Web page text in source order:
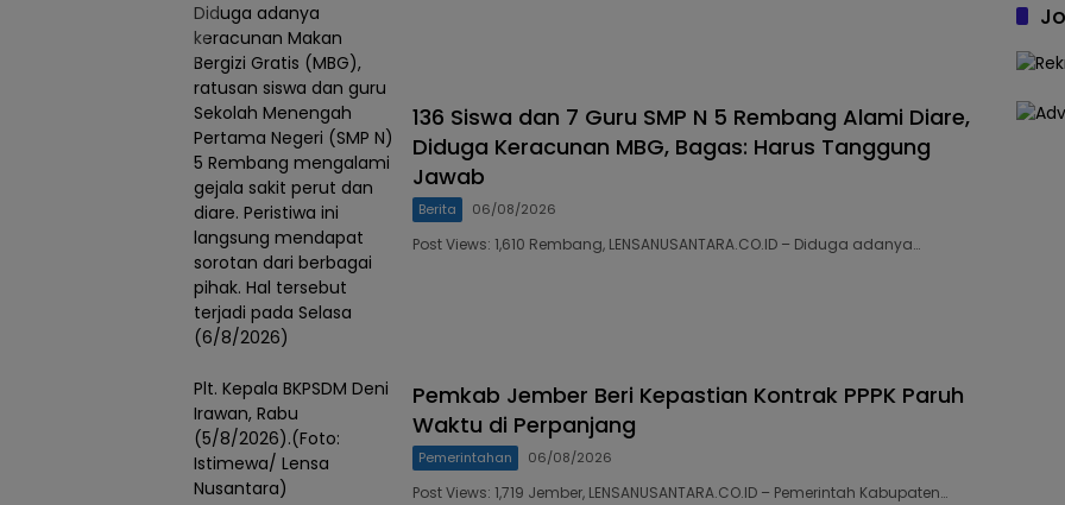
Diduga adanya
keracunan Makan
Bergizi Gratis (MBG),
ratusan siswa dan guru
Sekolah Menengah
Pertama Negeri (SMP N)
5 Rembang mengalami
gejala sakit perut dan
diare. Peristiwa ini
langsung mendapat
sorotan dari berbagai
pihak. Hal tersebut
terjadi pada Selasa
(6/8/2026)
136 Siswa dan 7 Guru SMP N 5 Rembang Alami Diare,
Diduga Keracunan MBG, Bagas: Harus Tanggung
Jawab
Berita 06/08/2026
Post Views: 1,610 Rembang, LENSANUSANTARA.CO.ID – Diduga adanya…
Plt. Kepala BKPSDM Deni
Irawan, Rabu
(5/8/2026).(Foto:
Istimewa/ Lensa
Nusantara)
Pemkab Jember Beri Kepastian Kontrak PPPK Paruh
Waktu di Perpanjang
Pemerintahan 06/08/2026
Post Views: 1,719 Jember, LENSANUSANTARA.CO.ID – Pemerintah Kabupaten…